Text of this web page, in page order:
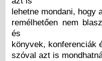
lehetne mondani, hogy
remélhetően nem
és
könyvek, konferenciák
szóval azt is